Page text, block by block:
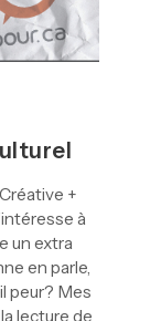
+
à
un extra
en parle,
peur? Mes
lecture de